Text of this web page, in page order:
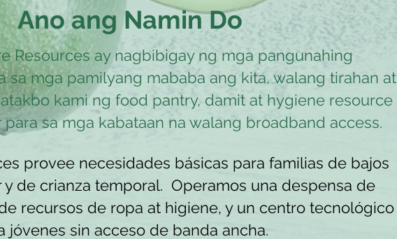
Ano ang Namin D​o
Resources ay nagbibigay ng mga pangunahing
sa mga pamilyang mababa ang kita, walang tirahan at
kami ng food pantry, damit at hygiene resource
sa mga kabataan na walang broadband access.
provee necesidades básicas para familias de bajos
y de crianza temporal. Operamos una despensa de
recursos de ropa at higiene, y un centro tecnológico
jóvenes sin acceso de banda ancha.